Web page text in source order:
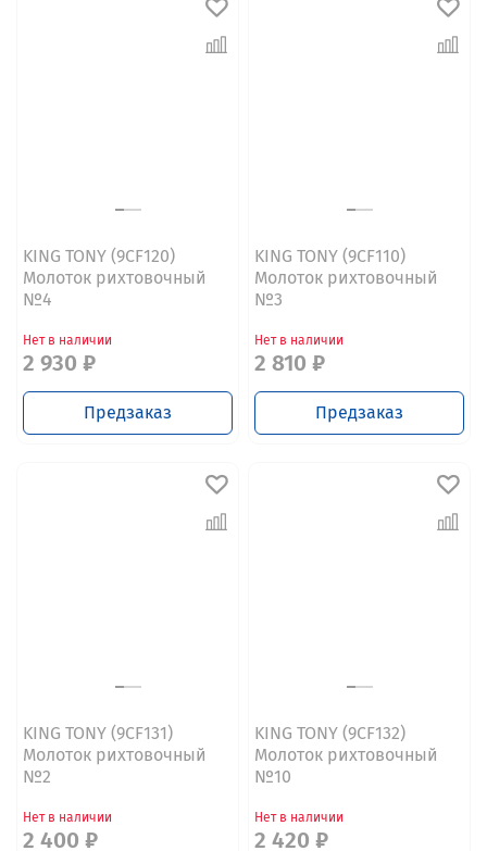
KING TONY (9CF120)
Молоток рихтовочный
№4
Нет в наличии
2 930 ₽
Предзаказ
KING TONY (9CF110)
Молоток рихтовочный
№3
Нет в наличии
2 810 ₽
Предзаказ
KING TONY (9CF131)
Молоток рихтовочный
№2
Нет в наличии
2 400 ₽
KING TONY (9CF132)
Молоток рихтовочный
№10
Нет в наличии
2 420 ₽